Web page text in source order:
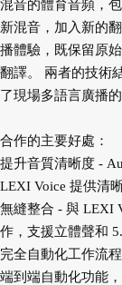
混音的體育音頻，
新混音，加入新的
播體驗，既保留原
翻譯。 兩者的技術
了現場多語言廣播的
合作的主要好處：
提升音質清晰度 -
LEXI Voice 提供清
無縫整合 - 與 LEXI
作，支援立體聲和
完全自動化工作流
端到端自動化功能